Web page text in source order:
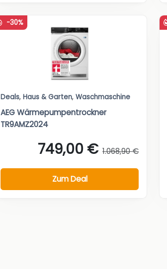
-30%
Deals, Haus & Garten, Waschmaschine
AEG Wärmepumpentrockner
TR9AMZ2024
749,00 € 1.068,90 €
Zum Deal